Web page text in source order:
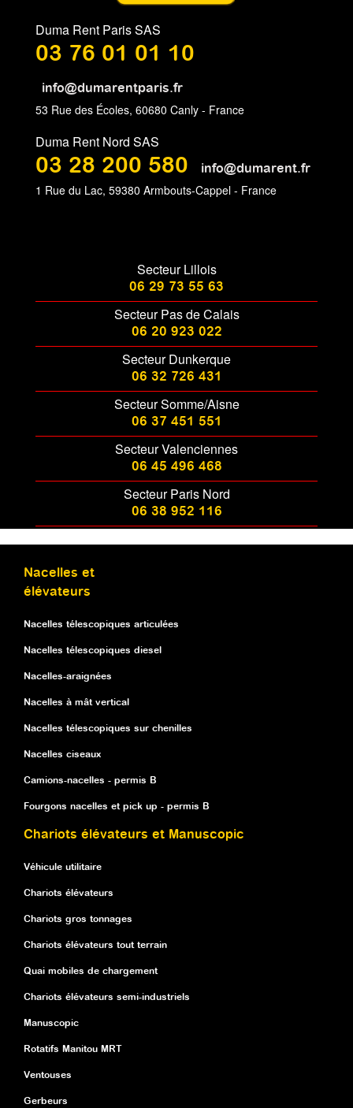
Duma Rent Paris SAS
03 76 01 01 10
info@dumarentparis.fr
53 Rue des Écoles, 60680 Canly - France
Duma Rent Nord SAS
03 28 200 580 info@dumarent.fr
1 Rue du Lac, 59380 Armbouts-Cappel - France
Secteur Lillois
06 29 73 55 63
Secteur Pas de Calais
06 20 923 022
Secteur Dunkerque
06 32 726 431
Secteur Somme/Aisne
06 37 451 551
Secteur Valenciennes
06 45 496 468
Secteur Paris Nord
06 38 952 116
Nacelles et
élévateurs
Nacelles télescopiques articulées
Nacelles télescopiques diesel
Nacelles-araignées
Nacelles à mât vertical
Nacelles télescopiques sur chenilles
Nacelles ciseaux
Camions-nacelles - permis B
Fourgons nacelles et pick up - permis B
Chariots élévateurs et Manuscopic
Véhicule utilitaire
Chariots élévateurs
Chariots gros tonnages
Chariots élévateurs tout terrain
Quai mobiles de chargement
Chariots élévateurs semi-industriels
Manuscopic
Rotatifs Manitou MRT
Ventouses
Gerbeurs